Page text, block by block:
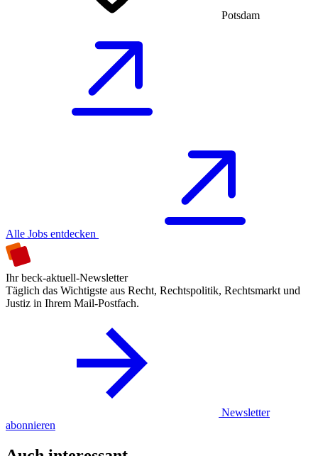
Potsdam
Alle Jobs entdecken
Ihr beck-aktuell-Newsletter
Täglich das Wichtigste aus Recht, Rechtspolitik, Rechtsmarkt und
Justiz in Ihrem Mail-Postfach.
Newsletter
abonnieren